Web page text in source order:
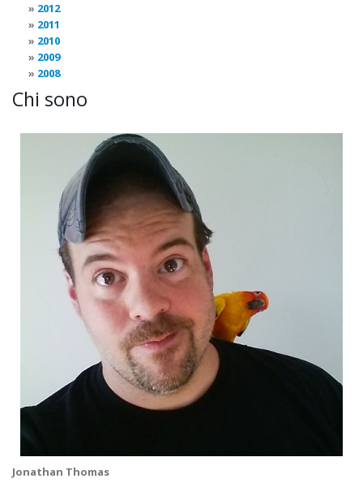
2012
2011
2010
2009
2008
Chi sono
Jonathan Thomas